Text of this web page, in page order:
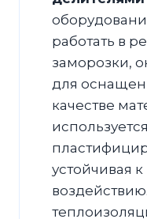
работать в
заморозки,
для
качестве
устойчивая